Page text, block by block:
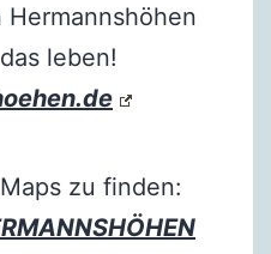
leben!
zu finden: